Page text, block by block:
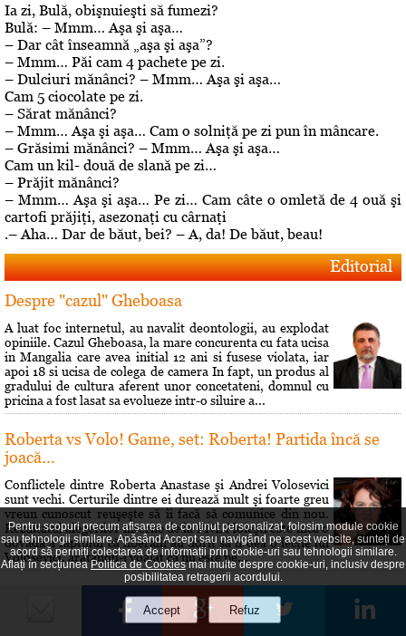
Ia zi, Bulă, obişnuieşti să fumezi?
Bulă: – Mmm… Aşa şi aşa…
– Dar cât înseamnă „aşa şi aşa”?
– Mmm… Păi cam 4 pachete pe zi.
– Dulciuri mănânci? – Mmm… Aşa şi aşa…
Cam 5 ciocolate pe zi.
– Sărat mănânci?
– Mmm… Aşa şi aşa… Cam o solniţă pe zi pun în mâncare.
– Grăsimi mănânci? – Mmm… Aşa şi aşa…
Cam un kil- două de slană pe zi…
– Prăjit mănânci?
– Mmm… Aşa şi aşa… Pe zi… Cam câte o omletă de 4 ouă şi
cartofi prăjiţi, asezonaţi cu cârnaţi
.– Aha… Dar de băut, bei? – A, da! De băut, beau!
Editorial
Despre "cazul" Gheboasa
A luat foc internetul, au navalit deontologii, au explodat
opiniile. Cazul Gheboasa, la mare concurenta cu fata ucisa
in Mangalia care avea initial 12 ani si fusese violata, iar
apoi 18 si ucisa de colega de camera In fapt, un produs al
gradului de cultura aferent unor concetateni, domnul cu
pricina a fost lasat sa evolueze intr-o siluire a...
Roberta vs Volo! Game, set: Roberta! Partida încă se
joacă...
Conflictele dintre Roberta Anastase şi Andrei Volosevici
sunt vechi. Certurile dintre ei durează mult şi foarte greu
vreun cunoscut reuşeşte să îi facă să comunice din nou.
Rezultatul alegerilor interne de la PNL Ploieşti este încă o
dovadă a faptului că liberalii au dorit să îi dea o lecţie lui
Volosevici, arâtându-i voalat că nu este pe...
Hai să îţi spun o poveste!
Prin 1951 Brâncusi a dorit să lase mostenire României
Pentru scopuri precum afișarea de conținut personalizat, folosim module cookie
sau tehnologii similare. Apăsând Accept sau navigând pe acest website, sunteți de
acord să permiți colectarea de informații prin cookie-uri sau tehnologii similare.
Aflați în secțiuneaPolitica de Cookiesmai multe despre cookie-uri, inclusiv despre
posibilitatea retragerii acordului.